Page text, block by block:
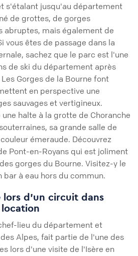
s'étalant jusqu'au département
de grottes, de gorges
abruptes, mais également de
vous êtes de passage dans la
sachez que le parc est l'une
de ski du département après
Gorges de la Bourne font
en perspective une
sauvages et vertigineux.
halte à la grotte de Choranche
sa grande salle de
émeraude. Découvrez
Pont-en-Royans qui est joliment
gorges du Bourne. Visitez-y le
bar à eau hors du commun.
lors d'un circuit dans
lieu du département et
Alpes, fait partie de l'une des
lors d'une visite de l'Isère en